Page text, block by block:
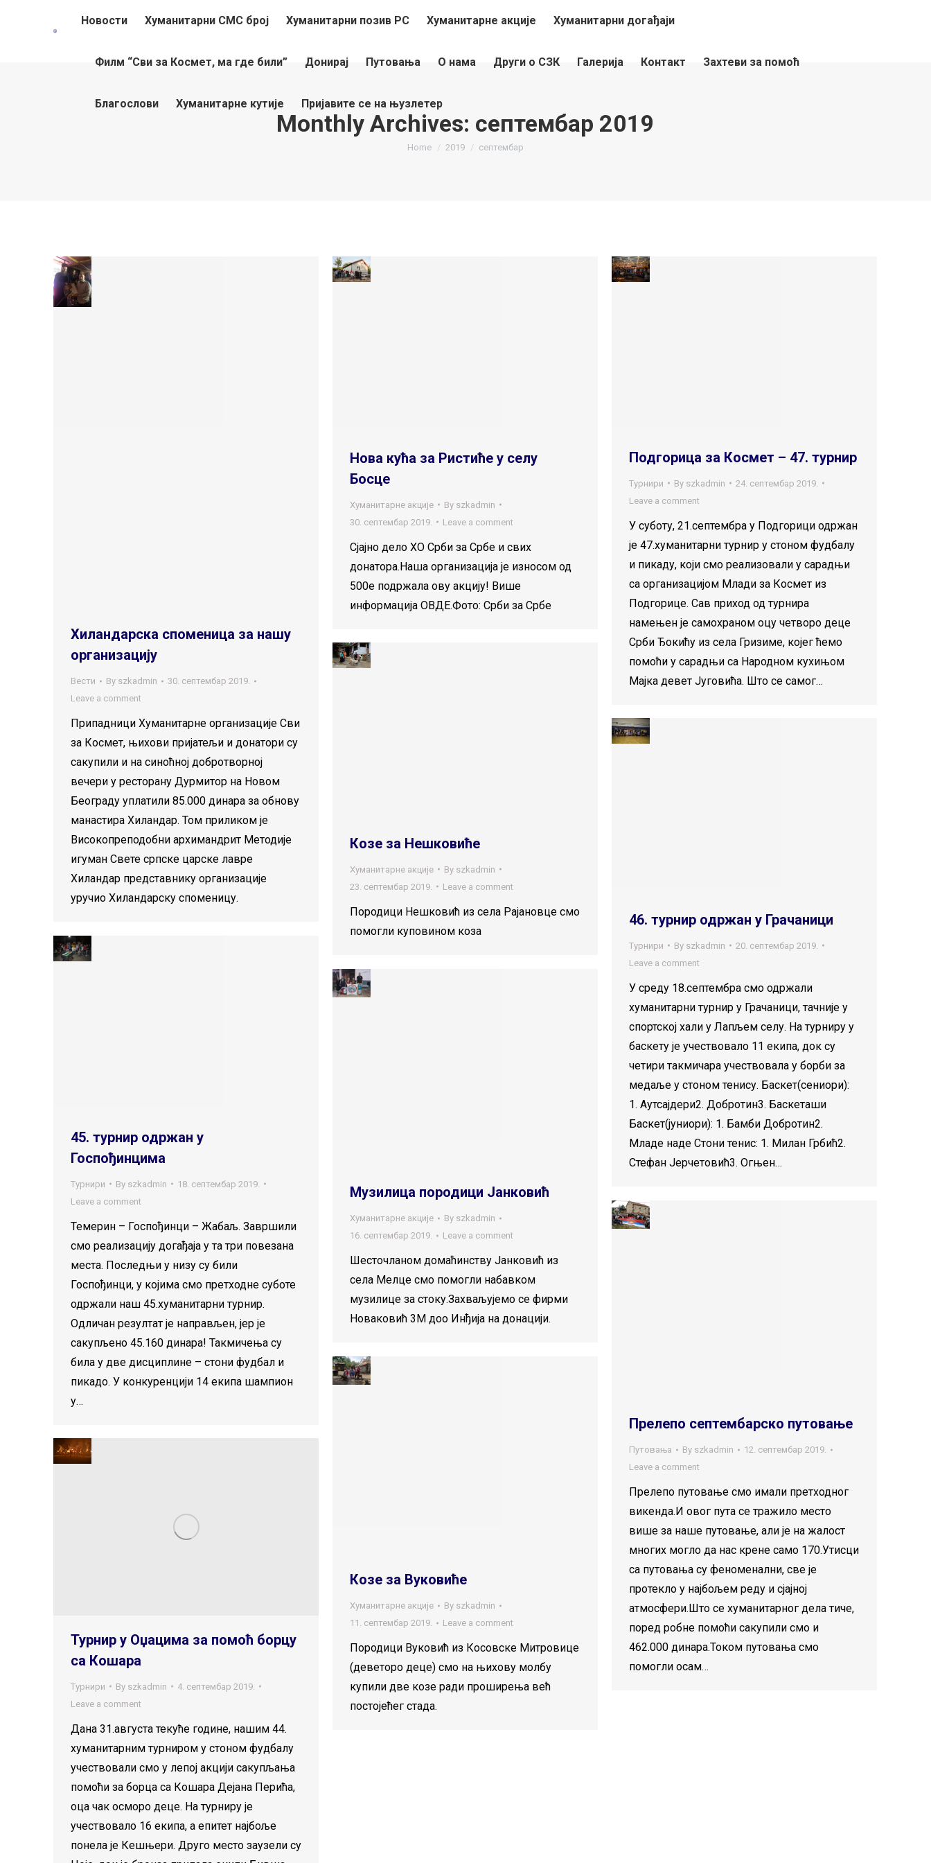
Новости Хуманитарни СМС број Хуманитарни позив РС Хуманитарне акције Хуманитарни догађаји
Филм “Сви за Космет, ма где били” Донирај Путовања О нама Други о СЗК Галерија Контакт Захтеви за помоћ
Благослови Хуманитарне кутије Пријавите се на њузлетер
Monthly Archives: септембар 2019
You are here:
Home 2019 септембар
Хиландарска споменица за нашу
организацију
Вести By szkadmin
30. септембар 2019.
Leave a comment
Припадници Хуманитарне организације Сви
за Космет, њихови пријатељи и донатори су
сакупили и на синоћној добротворној
вечери у ресторану Дурмитор на Новом
Београду уплатили 85.000 динара за обнову
манастира Хиландар. Том приликом је
Високопреподобни архимандрит Методије
игуман Свете српске царске лавре
Хиландар представнику организације
уручио Хиландарску споменицу.
Нова кућа за Ристиће у селу
Босце
Хуманитарне акције By szkadmin
30. септембар 2019.
Leave a comment
Сјајно дело ХО Срби за Србе и свих
донатора.Наша организација је износом од
500е подржала ову акцију! Више
информација ОВДЕ.Фото: Срби за Србе
Подгорица за Космет – 47. турнир
Турнири By szkadmin
24. септембар 2019.
Leave a comment
У суботу, 21.септембра у Подгорици одржан
је 47.хуманитарни турнир у стоном фудбалу
и пикаду, који смо реализовали у сарадњи
са организацијом Млади за Космет из
Подгорице. Сав приход од турнира
намењен је самохраном оцу четворо деце
Срби Ђокићу из села Гризиме, којег ћемо
помоћи у сарадњи са Народном кухињом
Мајка девет Југовића. Што се самог…
Козе за Нешковиће
Хуманитарне акције By szkadmin
23. септембар 2019.
Leave a comment
Породици Нешковић из села Рајановце смо
помогли куповином коза
46. турнир одржан у Грачаници
Турнири By szkadmin
20. септембар 2019.
Leave a comment
У среду 18.септембра смо одржали
хуманитарни турнир у Грачаници, тачније у
спортској хали у Лапљем селу. На турниру у
баскету је учествовало 11 екипа, док су
четири такмичара учествовала у борби за
медаље у стоном тенису. Баскет(сениори):
1. Аутсајдери2. Добротин3. Баскеташи
Баскет(јуниори): 1. Бамби Добротин2.
Младе наде Стони тенис: 1. Милан Грбић2.
Стефан Јерчетовић3. Огњен…
45. турнир одржан у
Госпођинцима
Турнири By szkadmin
18. септембар 2019.
Leave a comment
Темерин – Госпођинци – Жабаљ. Завршили
смо реализацију догађаја у та три повезана
места. Последњи у низу су били
Госпођинци, у којима смо претходне суботе
одржали наш 45.хуманитарни турнир.
Одличан резултат је направљен, јер је
сакупљено 45.160 динара! Такмичења су
била у две дисциплине – стони фудбал и
пикадо. У конкуренцији 14 екипа шампион
у…
Музилица породици Јанковић
Хуманитарне акције By szkadmin
16. септембар 2019.
Leave a comment
Шесточланом домаћинству Јанковић из
села Мелце смо помогли набавком
музилице за стоку.Захваљујемо се фирми
Новаковић 3М доо Инђија на донацији.
Прелепо септембарско путовање
Путовања By szkadmin
12. септембар 2019.
Leave a comment
Прелепо путовање смо имали претходног
викенда.И овог пута се тражило место
више за наше путовање, али је на жалост
многих могло да нас крене само 170.Утисци
са путовања су феноменални, све је
протекло у најбољем реду и сјајној
атмосфери.Што се хуманитарног дела тиче,
поред робне помоћи сакупили смо и
462.000 динара.Током путовања смо
помогли осам…
Козе за Вуковиће
Хуманитарне акције By szkadmin
11. септембар 2019.
Leave a comment
Породици Вуковић из Косовске Митровице
(деветоро деце) смо на њихову молбу
купили две козе ради проширења већ
постојећег стада.
Турнир у Оџацима за помоћ борцу
са Кошара
Турнири By szkadmin
4. септембар 2019.
Leave a comment
Дана 31.августа текуће године, нашим 44.
хуманитарним турниром у стоном фудбалу
учествовали смо у лепој акцији сакупљања
помоћи за борца са Кошара Дејана Перића,
оца чак осморо деце. На турниру је
учествовало 16 екипа, а епитет најбоље
понела је Кешњери. Друго место заузели су